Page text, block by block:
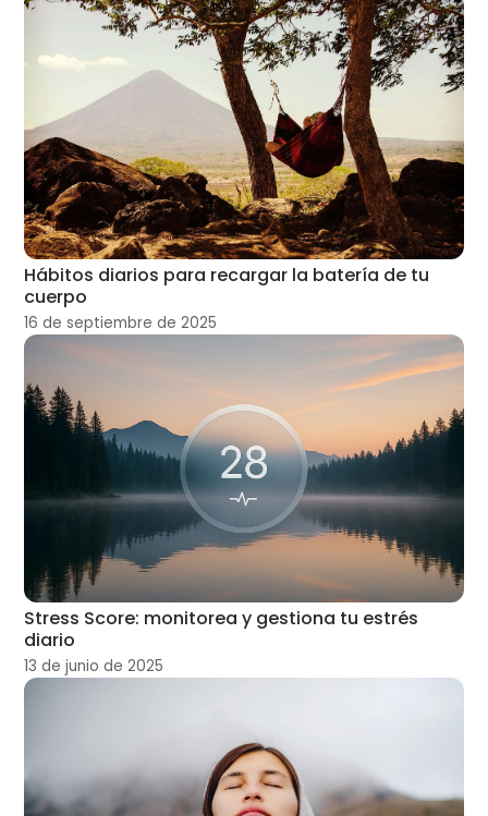
Hábitos diarios para recargar la batería de tu
cuerpo
16 de septiembre de 2025
Stress Score: monitorea y gestiona tu estrés
diario
13 de junio de 2025